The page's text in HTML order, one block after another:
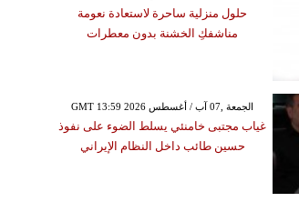
حلول منزلية ساحرة لاستعادة نعومة
مناشفكِ الخشنة بدون معطرات
GMT 13:59 2026 الجمعة ,07 آب / أغسطس
غياب مجتبى خامنئي يسلط الضوء على نفوذ
حسين طائب داخل النظام الإيراني